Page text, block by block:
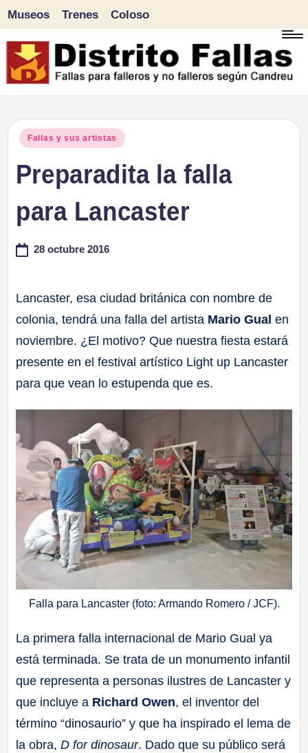
Saltar
al
Museos Trenes Coloso
Publicado
Fallas y sus artistas
Preparadita la falla
para Lancaster
28 octubre 2016
Lancaster, esa ciudad británica con nombre de
colonia, tendrá una falla del artista Mario Gual en
noviembre. ¿El motivo? Que nuestra fiesta estará
presente en el festival artístico Light up Lancaster
para que vean lo estupenda que es.
Falla para Lancaster (foto: Armando Romero / JCF).
La primera falla internacional de Mario Gual ya
está terminada. Se trata de un monumento infantil
que representa a personas ilustres de Lancaster y
que incluye a Richard Owen, el inventor del
término “dinosaurio” y que ha inspirado el lema de
la obra,D for dinosaur. Dado que su público será